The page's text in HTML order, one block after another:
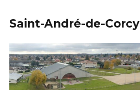
Saint-André-de-Corcy